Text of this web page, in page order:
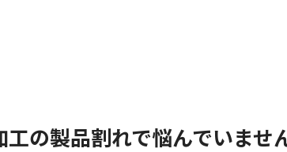
工の製品割れで悩んでいませ